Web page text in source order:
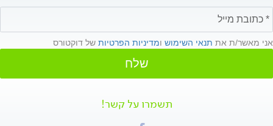
אני מאשר/ת את תנאי השימוש ומדיניות הפרטיות של דוקטורס
שלח
תשמרו על קשר!